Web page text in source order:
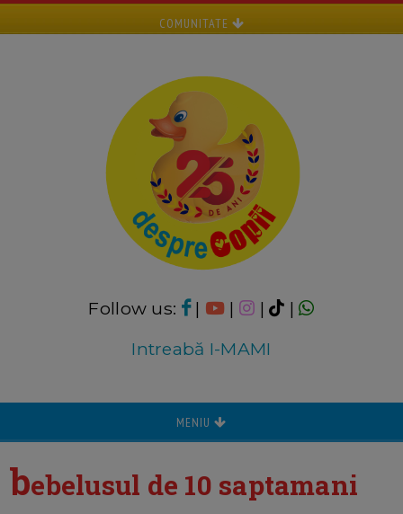
COMUNITATE
Follow us: | | |
|
Intreabă I-MAMI
MENIU
bebelusul de 10 saptamani